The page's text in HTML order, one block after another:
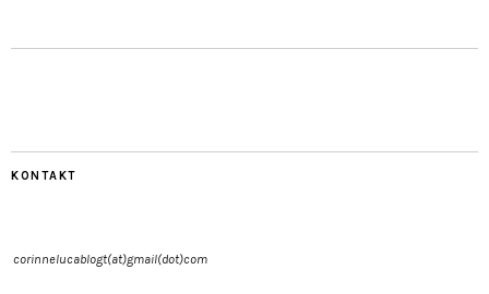
KONTAKT
corinnelucablogt(at)gmail(dot)com